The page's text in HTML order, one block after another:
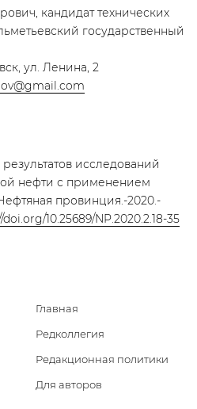
кандидат технических
государственный
ул. Ленина, 2
исследований
нефти с применением
провинция.-2020.-
10.25689/NP.2020.2.18-35
Главная
Редколлегия
Редакционная политики
Для авторов